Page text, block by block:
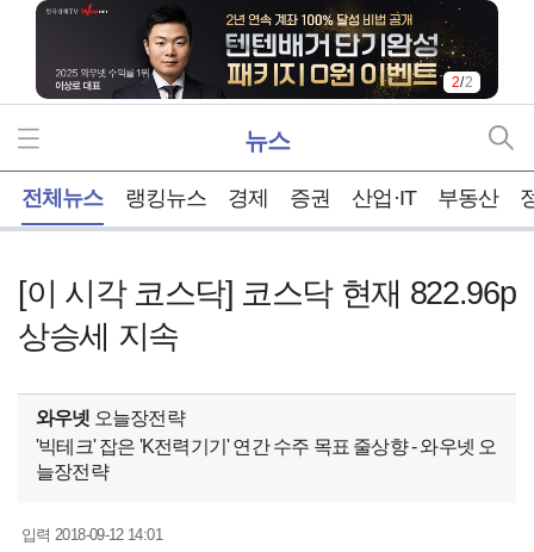
2/2
뉴스
전체뉴스 랭킹뉴스 경제 증권 산업·IT 부동산
[이 시각 코스닥] 코스닥 현재 822.96p
상승세 지속
와우넷 오늘장전략
'빅테크' 잡은 'K전력기기' 연간 수주 목표 줄상향 - 와우넷 오
늘장전략
입력 2018-09-12 14:01